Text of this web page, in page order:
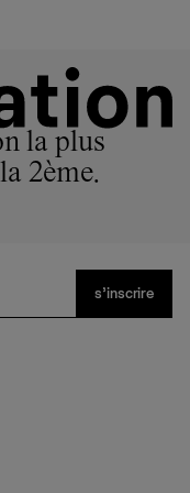
la plus
2ème.
s’inscrire